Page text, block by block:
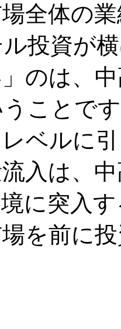
全体の
投資が
のは、
ことで
ベルに
入は、
に突入
を前に